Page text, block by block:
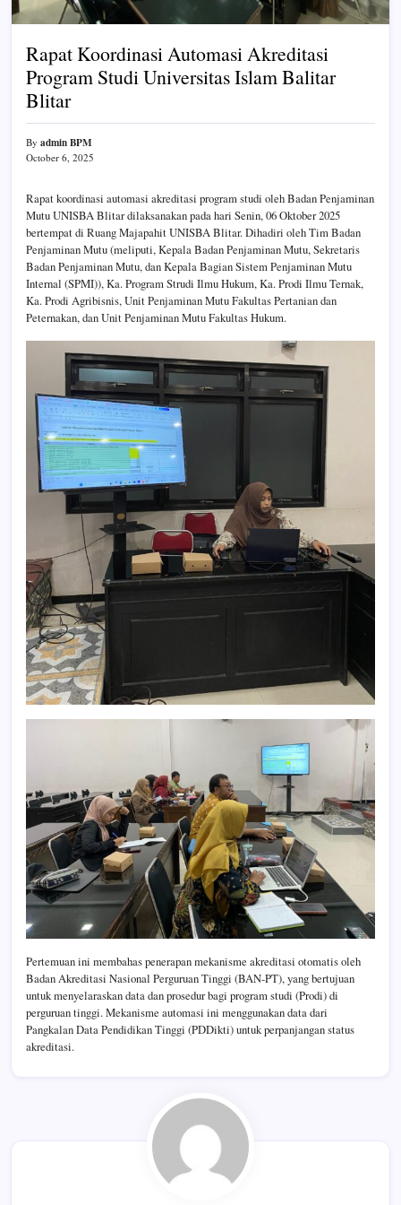
Rapat Koordinasi Automasi Akreditasi
Program Studi Universitas Islam Balitar
Blitar
By admin BPM
October 6, 2025
Rapat koordinasi automasi akreditasi program studi oleh Badan Penjaminan
Mutu UNISBA Blitar dilaksanakan pada hari Senin, 06 Oktober 2025
bertempat di Ruang Majapahit UNISBA Blitar. Dihadiri oleh Tim Badan
Penjaminan Mutu (meliputi, Kepala Badan Penjaminan Mutu, Sekretaris
Badan Penjaminan Mutu, dan Kepala Bagian Sistem Penjaminan Mutu
Internal (SPMI)), Ka. Program Strudi Ilmu Hukum, Ka. Prodi Ilmu Ternak,
Ka. Prodi Agribisnis, Unit Penjaminan Mutu Fakultas Pertanian dan
Peternakan, dan Unit Penjaminan Mutu Fakultas Hukum.
Pertemuan ini membahas penerapan mekanisme akreditasi otomatis oleh
Badan Akreditasi Nasional Perguruan Tinggi (BAN-PT), yang bertujuan
untuk menyelaraskan data dan prosedur bagi program studi (Prodi) di
perguruan tinggi. Mekanisme automasi ini menggunakan data dari
Pangkalan Data Pendidikan Tinggi (PDDikti) untuk perpanjangan status
akreditasi.